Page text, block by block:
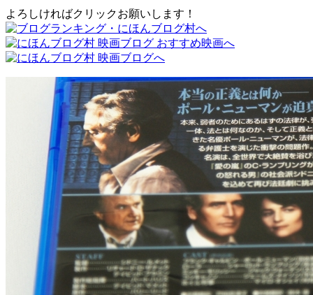
よろしければクリックお願いします！